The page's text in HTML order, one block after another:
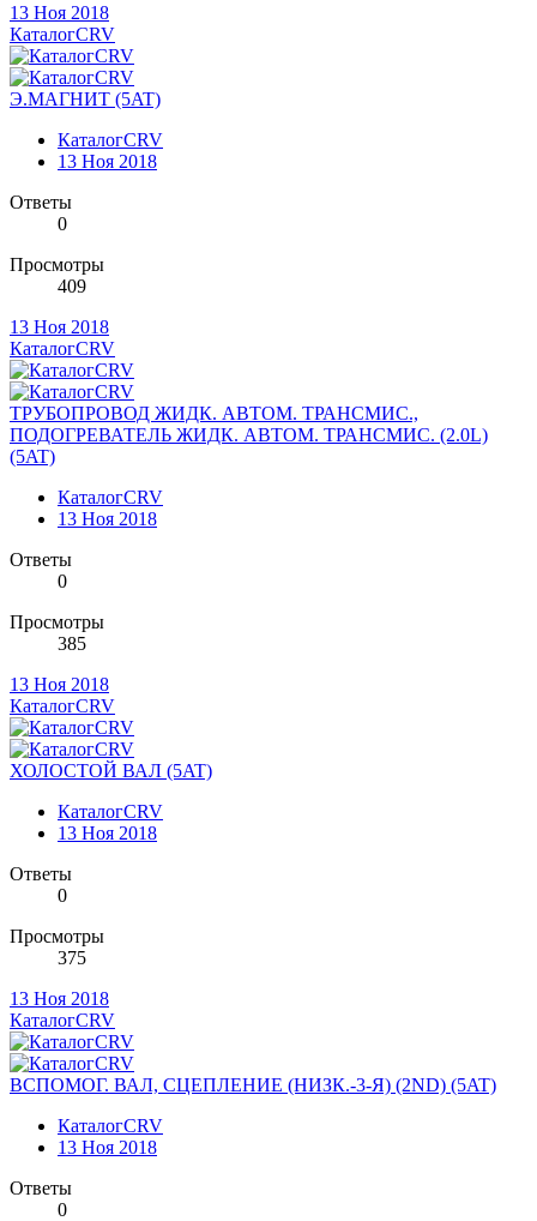
13 Ноя 2018
КаталогCRV
Э.МАГНИТ (5AT)
КаталогCRV
13 Ноя 2018
Ответы
0
Просмотры
409
13 Ноя 2018
КаталогCRV
ТРУБОПРОВОД ЖИДК. АВТОМ. ТРАНСМИС.,
ПОДОГРЕВАТЕЛЬ ЖИДК. АВТОМ. ТРАНСМИС. (2.0L)
(5AT)
КаталогCRV
13 Ноя 2018
Ответы
0
Просмотры
385
13 Ноя 2018
КаталогCRV
ХОЛОСТОЙ ВАЛ (5AT)
КаталогCRV
13 Ноя 2018
Ответы
0
Просмотры
375
13 Ноя 2018
КаталогCRV
ВСПОМОГ. ВАЛ, СЦЕПЛЕНИЕ (НИЗК.-3-Я) (2ND) (5AT)
КаталогCRV
13 Ноя 2018
Ответы
0